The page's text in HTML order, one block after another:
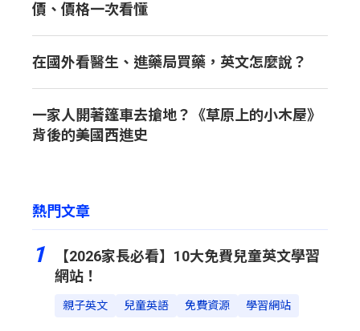
價、價格一次看懂
在國外看醫生、進藥局買藥，英文怎麼說？
一家人開著篷車去搶地？《草原上的小木屋》
背後的美國西進史
熱門文章
1
【2026家長必看】10大免費兒童英文學習
網站！
親子英文 兒童英語 免費資源 學習網站